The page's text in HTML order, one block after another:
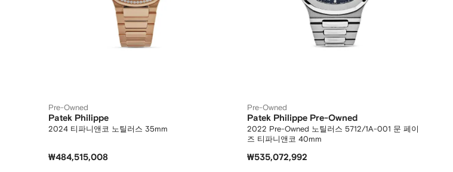
Pre-Owned
Patek Philippe
2024 티파니앤코 노틸러스 35mm
₩484,515,008
Pre-Owned
Patek Philippe Pre-Owned
2022 Pre-Owned 노틸러스 5712/1A-001 문 페이
즈 티파니앤코 40mm
₩535,072,992